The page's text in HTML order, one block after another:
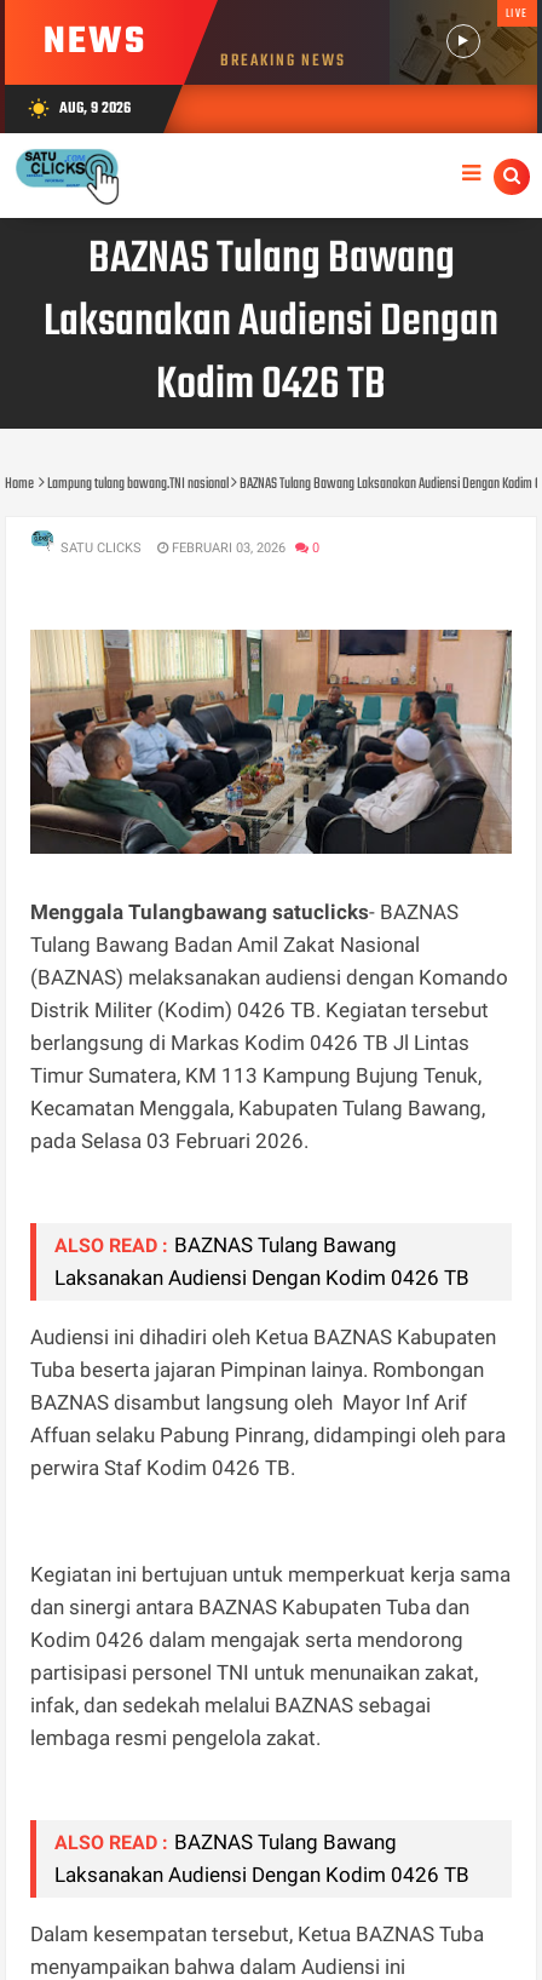
NEWS BREAKING NEWS
LIVE
wb_sunny AUG, 9 2026
BAZNAS Tulang Bawang
Laksanakan Audiensi Dengan
Kodim 0426 TB
Home Lampung tulang bawang.TNI nasional BAZNAS Tulang Bawang Laksanakan Audiensi Dengan Kodim
SATU CLICKS FEBRUARI 03, 2026 0
Menggala Tulangbawang satuclicks- BAZNAS
Tulang Bawang Badan Amil Zakat Nasional
(BAZNAS) melaksanakan audiensi dengan Komando
Distrik Militer (Kodim) 0426 TB. Kegiatan tersebut
berlangsung di Markas Kodim 0426 TB Jl Lintas
Timur Sumatera, KM 113 Kampung Bujung Tenuk,
Kecamatan Menggala, Kabupaten Tulang Bawang,
pada Selasa 03 Februari 2026.
ALSO READ : BAZNAS Tulang Bawang
Laksanakan Audiensi Dengan Kodim 0426 TB
Audiensi ini dihadiri oleh Ketua BAZNAS Kabupaten
Tuba beserta jajaran Pimpinan lainya. Rombongan
BAZNAS disambut langsung oleh Mayor Inf Arif
Affuan selaku Pabung Pinrang, didampingi oleh para
perwira Staf Kodim 0426 TB.
Kegiatan ini bertujuan untuk memperkuat kerja sama
dan sinergi antara BAZNAS Kabupaten Tuba dan
Kodim 0426 dalam mengajak serta mendorong
partisipasi personel TNI untuk menunaikan zakat,
infak, dan sedekah melalui BAZNAS sebagai
lembaga resmi pengelola zakat.
ALSO READ : BAZNAS Tulang Bawang
Laksanakan Audiensi Dengan Kodim 0426 TB
Dalam kesempatan tersebut, Ketua BAZNAS Tuba
menyampaikan bahwa dalam Audiensi ini